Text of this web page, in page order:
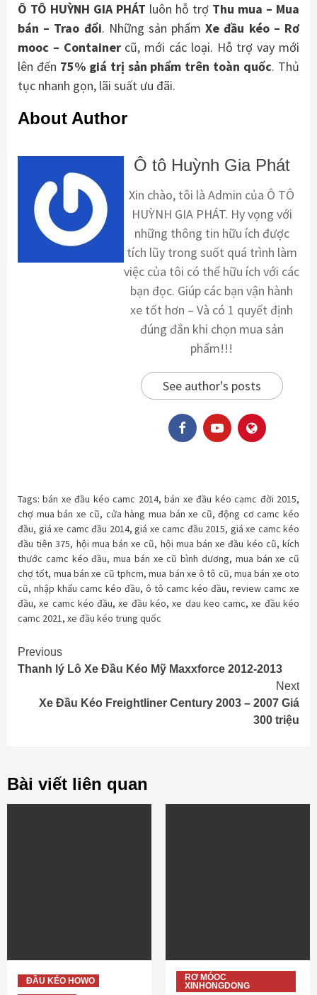
Ô TÔ HUỲNH GIA PHÁT luôn hỗ trợ Thu mua – Mua
bán – Trao đổi. Những sản phẩmXe đầu kéo – Rơ
mooc – Container cũ, mới các loại. Hỗ trợ vay mới
lên đến 75% giá trị sản phẩm trên toàn quốc. Thủ
tục nhanh gọn, lãi suất ưu đãi.
About Author
Ô tô Huỳnh Gia Phát
Xin chào, tôi là Admin của Ô TÔ
HUỲNH GIA PHÁT. Hy vọng với
những thông tin hữu ích được
tích lũy trong suốt quá trình làm
việc của tôi có thể hữu ích với các
bạn đọc. Giúp các bạn vận hành
xe tốt hơn – Và có 1 quyết định
đúng đắn khi chọn mua sản
phẩm!!!
See author's posts
Tags:bán xe đầu kéo camc 2014,bán xe đầu kéo camc đời 2015,
chợ mua bán xe cũ, cửa hàng mua bán xe cũ,động cơ camc kéo
đầu, giá xe camc đầu 2014, giá xe camc đầu 2015, giá xe camc kéo
đầu tiên 375, hội mua bán xe cũ, hội mua bán xe đầu kéo cũ,kích
thước camc kéo đầu,mua bán xe cũ bình dương, mua bán xe cũ
chợ tốt, mua bán xe cũ tphcm,mua bán xe ô tô cũ,mua bán xe oto
cũ, nhập khẩu camc kéo đầu, ô tô camc kéo đầu, review camc xe
đầu,xe camc kéo đầu,xe đầu kéo,xe dau keo camc,xe đầu kéo
camc 2021, xe đầu kéo trung quốc
Continue
Reading
Previous
Thanh lý Lô Xe Đầu Kéo Mỹ Maxxforce 2012-2013
Next
Xe Đầu Kéo Freightliner Century 2003 – 2007 Giá
300 triệu
Bài viết liên quan
ĐẦU KÉO HOWO
RƠ MÓOC
XINHONGDONG